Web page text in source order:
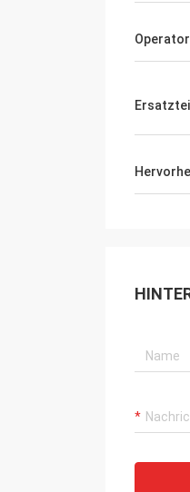
Operator